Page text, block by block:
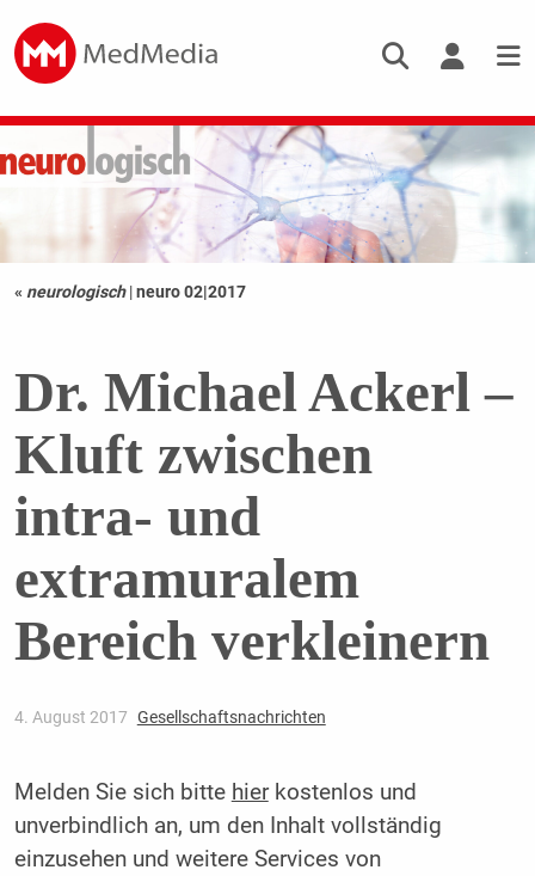
« neurologisch |neuro 02|2017
Dr. Michael Ackerl –
Kluft zwischen
intra- und
extramuralem
Bereich verkleinern
4. August 2017 Gesellschaftsnachrichten
Melden Sie sich bitte hierkostenlos und
unverbindlich an, um den Inhalt vollständig
einzusehen und weitere Services von